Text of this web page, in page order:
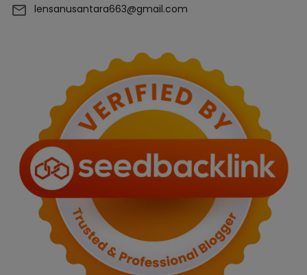
lensanusantara663@gmail.com